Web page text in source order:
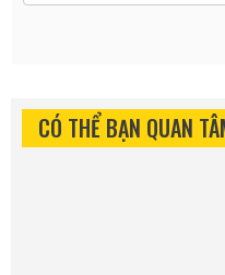
CÓ THỂ BẠN QUAN